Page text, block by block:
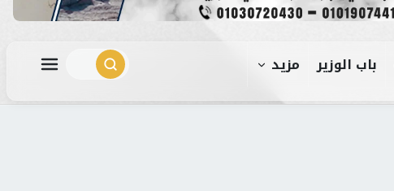
باب الوزير مزيد